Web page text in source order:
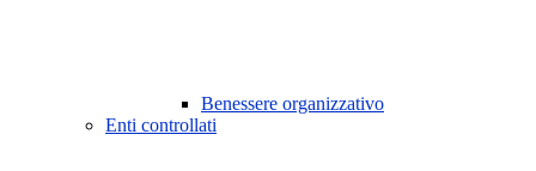
Benessere organizzativo
Enti controllati